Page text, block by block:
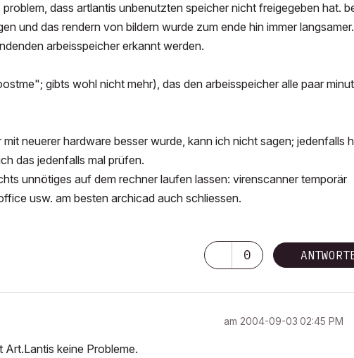
dass artlantis unbenutzten speicher nicht freigegeben hat.
und das rendern von bildern wurde zum ende hin immer
arbeisspeicher erkannt werden.
gibts wohl nicht mehr), das den arbeisspeicher alle paar
neuerer hardware besser wurde, kann ich nicht sagen; jedenfalls
das jedenfalls mal prüfen.
unnötiges auf dem rechner laufen lassen: virenscanner temporär
usw. am besten archicad auch schliessen.
0
am ‎2004-09-03 02:45 PM
keine Probleme.